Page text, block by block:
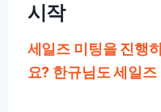
시작
세일즈 미팅을 진행
요? 한규님도 세일